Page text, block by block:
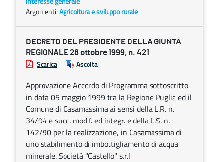
Argomenti:Agricoltura e sviluppo rurale
DECRETO DEL PRESIDENTE DELLA GIUNTA
REGIONALE 28 ottobre 1999, n. 421
Scarica Ascolta
Approvazione Accordo di Programma sottoscritto
in data 05 maggio 1999 tra la Regione Puglia ed il
Comune di Casamassima ai sensi della L.R. n.
34/94 e succ. modif. ed integr. e della L.S. n.
142/90 per la realizzazione, in Casamassima di
uno stabilimento di imbottigliamento di acqua
minerale. Società "Castello" s.r.l.